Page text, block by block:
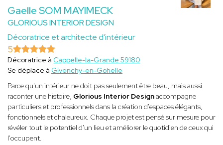
Gaelle SOM MAYIMECK
GLORIOUS INTERIOR DESIGN
Décoratrice et architecte d'intérieur
5
Décoratrice à Cappelle-la-Grande 59180
Se déplace à Givenchy-en-Gohelle
Parce qu'un intérieur ne doit pas seulement être beau, mais aussi
raconter une histoire, Glorious Interior Designaccompagne
particuliers et professionnels dans la création d'espaces élégants,
fonctionnels et chaleureux. Chaque projet est pensé sur mesure pour
révéler tout le potentiel d'un lieu et améliorer le quotidien de ceux qui
l'occupent.